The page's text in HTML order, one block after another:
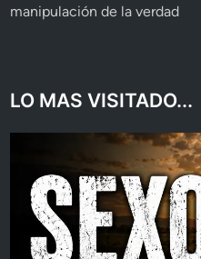
manipulación de la verdad
LO MAS VISITADO...